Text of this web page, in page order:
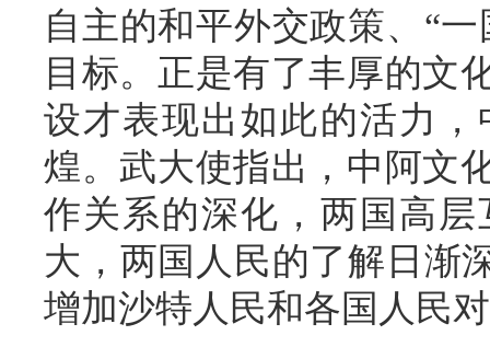
自主的和平外交政策、“
目标。正是有了丰厚的文
设才表现出如此的活力
煌。武大使指出，中阿文
作关系的深化，两国高
大，两国人民的了解日渐
增加沙特人民和各国人民